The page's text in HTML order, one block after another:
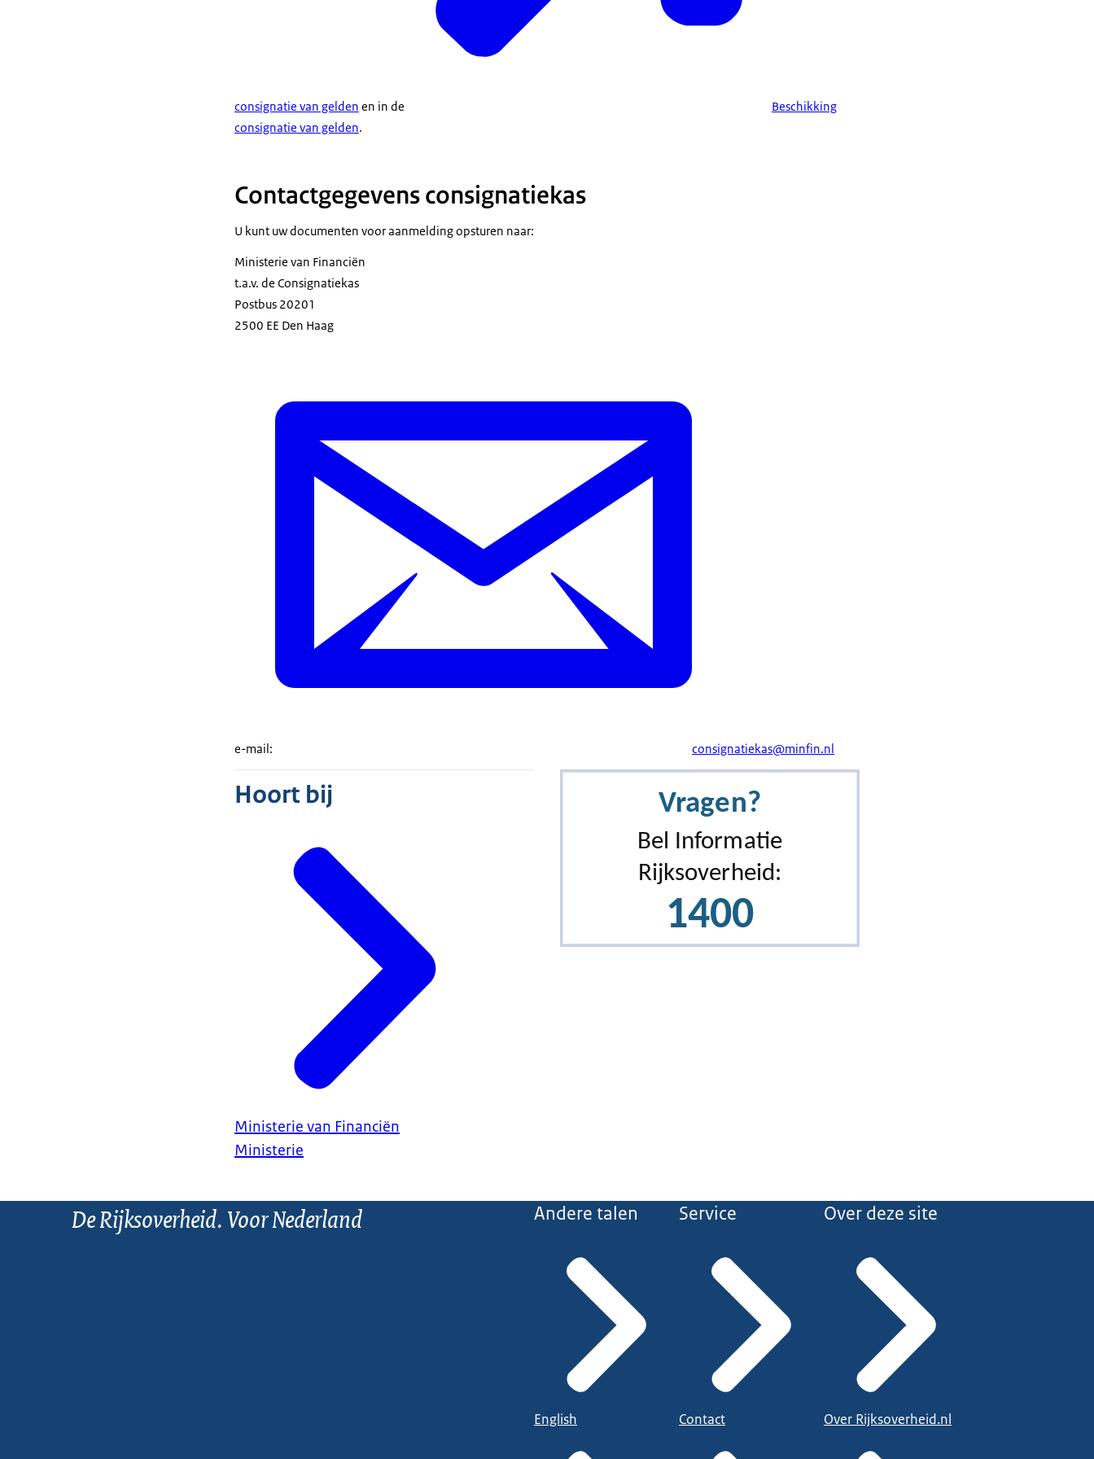
consignatie van gelden en in de
Beschikking
consignatie van gelden.
Contactgegevens consignatiekas
U kunt uw documenten voor aanmelding opsturen naar:
Ministerie van Financiën
t.a.v. de Consignatiekas
Postbus 20201
2500 EE Den Haag
e-mail: consignatiekas@minfin.nl
Hoort bij
Ministerie van Financiën
Ministerie
De Rijksoverheid. Voor Nederland Andere talen
English
Service
Contact
Over deze site
Over Rijksoverheid.nl